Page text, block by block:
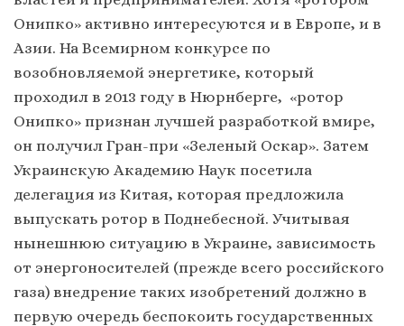
Онипко» активно интересуются и в Европе, и в
Азии. На Всемирном конкурсе по
возобновляемой энергетике, который
проходил в 2013 году в Нюрнберге, «ротор
Онипко» признан лучшей разработкой в ​​мире,
он получил Гран-при «Зеленый Оскар». Затем
Украинскую Академию Наук посетила
делегация из Китая, которая предложила
выпускать ротор в Поднебесной. Учитывая
нынешнюю ситуацию в Украине, зависимость
от энергоносителей (прежде всего российского
газа) внедрение таких изобретений должно в
первую очередь беспокоить государственных